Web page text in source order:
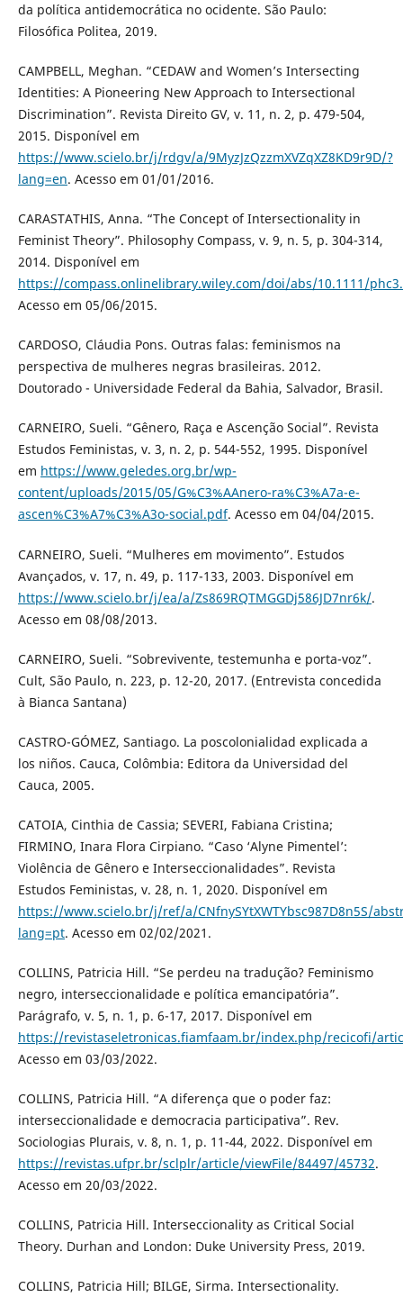
da política antidemocrática no ocidente. São Paulo:
Filosófica Politea, 2019.
CAMPBELL, Meghan. “CEDAW and Women’s Intersecting
Identities: A Pioneering New Approach to Intersectional
Discrimination”. Revista Direito GV, v. 11, n. 2, p. 479-504,
2015. Disponível em
https://www.scielo.br/j/rdgv/a/9MyzJzQzzmXVZqXZ8KD9r9D/?
lang=en. Acesso em 01/01/2016.
CARASTATHIS, Anna. “The Concept of Intersectionality in
Feminist Theory”. Philosophy Compass, v. 9, n. 5, p. 304-314,
2014. Disponível em
https://compass.onlinelibrary.wiley.com/doi/abs/10.1111/
Acesso em 05/06/2015.
CARDOSO, Cláudia Pons. Outras falas: feminismos na
perspectiva de mulheres negras brasileiras. 2012.
Doutorado - Universidade Federal da Bahia, Salvador, Brasil.
CARNEIRO, Sueli. “Gênero, Raça e Ascenção Social”. Revista
Estudos Feministas, v. 3, n. 2, p. 544-552, 1995. Disponível
em https://www.geledes.org.br/wp-
content/uploads/2015/05/G%C3%AAnero-ra%C3%A7a-e-
ascen%C3%A7%C3%A3o-social.pdf. Acesso em 04/04/2015.
CARNEIRO, Sueli. “Mulheres em movimento”. Estudos
Avançados, v. 17, n. 49, p. 117-133, 2003. Disponível em
https://www.scielo.br/j/ea/a/Zs869RQTMGGDj586JD7nr6k/.
Acesso em 08/08/2013.
CARNEIRO, Sueli. “Sobrevivente, testemunha e porta-voz”.
Cult, São Paulo, n. 223, p. 12-20, 2017. (Entrevista concedida
à Bianca Santana)
CASTRO-GÓMEZ, Santiago. La poscolonialidad explicada a
los niños. Cauca, Colômbia: Editora da Universidad del
Cauca, 2005.
CATOIA, Cinthia de Cassia; SEVERI, Fabiana Cristina;
FIRMINO, Inara Flora Cirpiano. “Caso ‘Alyne Pimentel’:
Violência de Gênero e Interseccionalidades”. Revista
Estudos Feministas, v. 28, n. 1, 2020. Disponível em
https://www.scielo.br/j/ref/a/CNfnySYtXWTYbsc987D8n5S/
lang=pt. Acesso em 02/02/2021.
COLLINS, Patricia Hill. “Se perdeu na tradução? Feminismo
negro, interseccionalidade e política emancipatória”.
Parágrafo, v. 5, n. 1, p. 6-17, 2017. Disponível em
https://revistaseletronicas.fiamfaam.br/index.php/recicofi/
Acesso em 03/03/2022.
COLLINS, Patricia Hill. “A diferença que o poder faz:
interseccionalidade e democracia participativa”. Rev.
Sociologias Plurais, v. 8, n. 1, p. 11-44, 2022. Disponível em
https://revistas.ufpr.br/sclplr/article/viewFile/84497/45732.
Acesso em 20/03/2022.
COLLINS, Patricia Hill. Interseccionality as Critical Social
Theory. Durhan and London: Duke University Press, 2019.
COLLINS, Patricia Hill; BILGE, Sirma. Intersectionality.